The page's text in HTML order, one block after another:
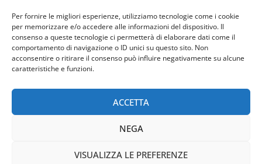
Per fornire le migliori esperienze, utilizziamo tecnologie come i cookie
per memorizzare e/o accedere alle informazioni del dispositivo. Il
consenso a queste tecnologie ci permetterà di elaborare dati come il
comportamento di navigazione o ID unici su questo sito. Non
acconsentire o ritirare il consenso può influire negativamente su alcune
caratteristiche e funzioni.
ACCETTA
NEGA
VISUALIZZA LE PREFERENZE
Prato - Nuova giunta provinciale
Confesercenti: “Tutelare i negozi